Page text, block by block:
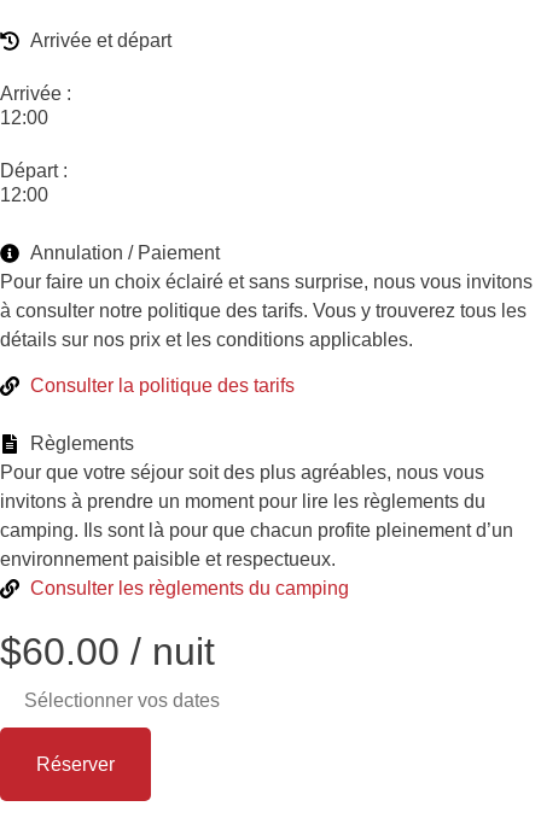
Arrivée et départ
Arrivée :
12:00
Départ :
12:00
Annulation / Paiement
Pour faire un choix éclairé et sans surprise, nous vous invitons
à consulter notre politique des tarifs. Vous y trouverez tous les
détails sur nos prix et les conditions applicables.
Consulter la politique des tarifs
Règlements
Pour que votre séjour soit des plus agréables, nous vous
invitons à prendre un moment pour lire les règlements du
camping. Ils sont là pour que chacun profite pleinement d’un
environnement paisible et respectueux.
Consulter les règlements du camping
$60.00 / nuit
Réserver